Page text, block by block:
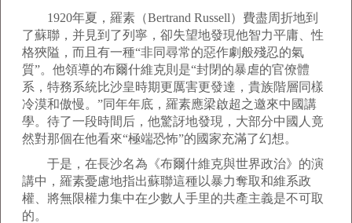
1920年夏，羅素（Bertrand Russell）費盡周折地到
了蘇聯，并見到了列寧，卻失望地發現他智力平庸、性
格狹隘，而且有一種“非同尋常的惡作劇般殘忍的氣
質”。他領導的布爾什維克則是“封閉的暴虐的官僚體
系，特務系統比沙皇時期更厲害更發達，貴族階層同樣
冷漠和傲慢。”同年年底，羅素應梁啟超之邀來中國講
學。待了一段時間后，他驚訝地發現，大部分中國人竟
然對那個在他看來“極端恐怖”的國家充滿了幻想。
于是，在長沙名為《布爾什維克與世界政治》的演
講中，羅素憂慮地指出蘇聯這種以暴力奪取和維系政
權、將無限權力集中在少數人手里的共產主義是不可取
的。